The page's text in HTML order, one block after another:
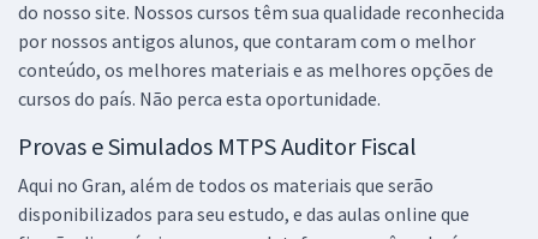
do nosso site. Nossos cursos têm sua qualidade reconhecida
por nossos antigos alunos, que contaram com o melhor
conteúdo, os melhores materiais e as melhores opções de
cursos do país. Não perca esta oportunidade.
Provas e Simulados MTPS Auditor Fiscal
Aqui no Gran, além de todos os materiais que serão
disponibilizados para seu estudo, e das aulas online que